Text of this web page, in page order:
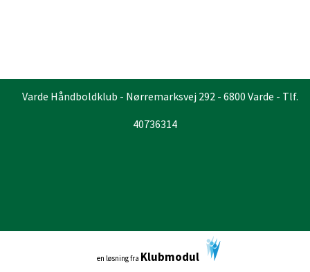
Varde Håndboldklub - Nørremarksvej 292 - 6800 Varde - Tlf.
40736314
en løsning fra Klubmodul